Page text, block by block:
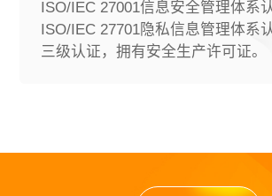
ISO/IEC 27001信息安全管理体系认
ISO/IEC 27701隐私信息管理体系
三级认证，拥有安全生产许可证。